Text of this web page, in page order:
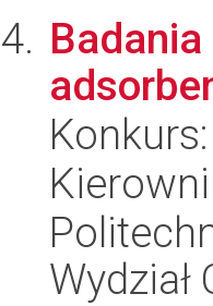
Konkurs:
Wydział